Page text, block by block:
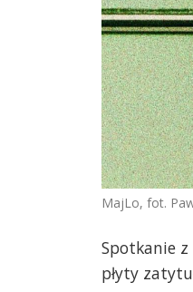
MajLo, fot.
Spotkanie
płyty